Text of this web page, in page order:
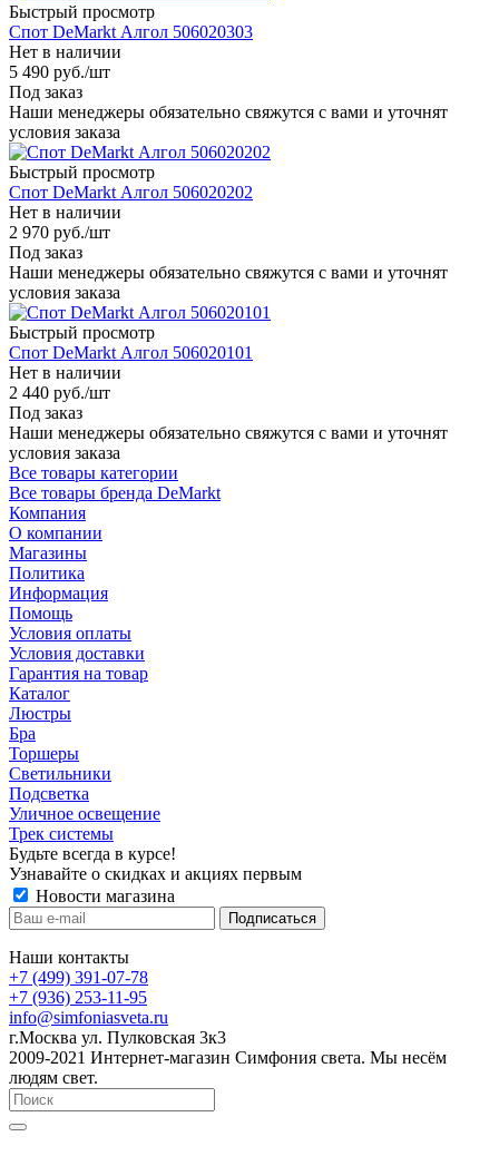
Быстрый просмотр
Спот DeMarkt Алгол 506020303
Нет в наличии
5 490 руб./шт
Под заказ
Наши менеджеры обязательно свяжутся с вами и уточнят
условия заказа
Быстрый просмотр
Спот DeMarkt Алгол 506020202
Нет в наличии
2 970 руб./шт
Под заказ
Наши менеджеры обязательно свяжутся с вами и уточнят
условия заказа
Быстрый просмотр
Спот DeMarkt Алгол 506020101
Нет в наличии
2 440 руб./шт
Под заказ
Наши менеджеры обязательно свяжутся с вами и уточнят
условия заказа
Все товары категории
Все товары бренда DeMarkt
Компания
О компании
Магазины
Политика
Информация
Помощь
Условия оплаты
Условия доставки
Гарантия на товар
Каталог
Люстры
Бра
Торшеры
Светильники
Подсветка
Уличное освещение
Трек системы
Будьте всегда в курсе!
Узнавайте о скидках и акциях первым
Новости магазина
Наши контакты
+7 (499) 391-07-78
+7 (936) 253-11-95
info@simfoniasveta.ru
г.Москва ул. Пулковская 3к3
2009-2021 Интернет-магазин Симфония света. Мы несём
людям свет.